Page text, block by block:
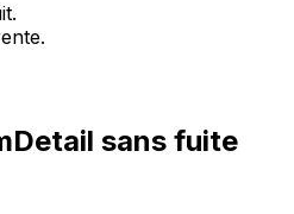
sans fuite